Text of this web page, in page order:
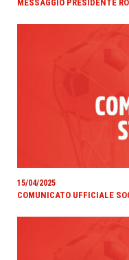
MESSAGGIO PRESIDENTE
15/04/2025
COMUNICATO UFFICIALE